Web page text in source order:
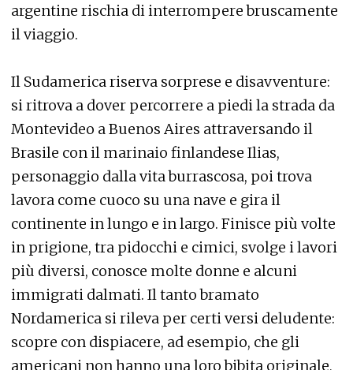
argentine rischia di interrompere bruscamente
il viaggio.
Il Sudamerica riserva sorprese e disavventure:
si ritrova a dover percorrere a piedi la strada da
Montevideo a Buenos Aires attraversando il
Brasile con il marinaio finlandese Ilias,
personaggio dalla vita burrascosa, poi trova
lavora come cuoco su una nave e gira il
continente in lungo e in largo. Finisce più volte
in prigione, tra pidocchi e cimici, svolge i lavori
più diversi, conosce molte donne e alcuni
immigrati dalmati. Il tanto bramato
Nordamerica si rileva per certi versi deludente:
scopre con dispiacere, ad esempio, che gli
americani non hanno una loro bibita originale,